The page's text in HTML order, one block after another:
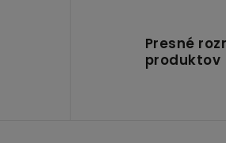
Presné
produktov